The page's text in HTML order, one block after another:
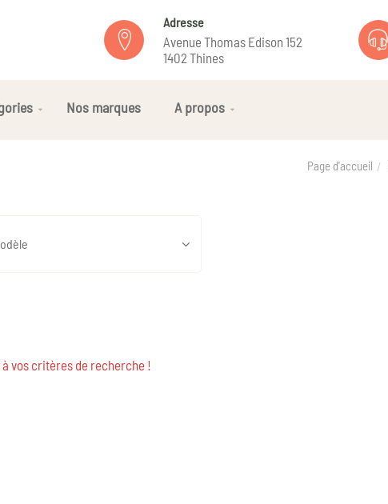
Adresse
Avenue Thomas Edison 152
1402 Thines
Nos marques A propos
Page d'accueil
vos critères de recherche !